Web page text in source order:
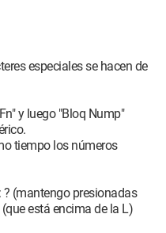
especiales se hacen de
y luego "Bloq Nump"
tiempo los números
(mantengo presionadas
(que está encima de la L)